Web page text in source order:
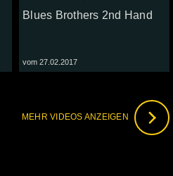
Blues Brothers 2nd Hand
vom 27.02.2017
MEHR VIDEOS ANZEIGEN